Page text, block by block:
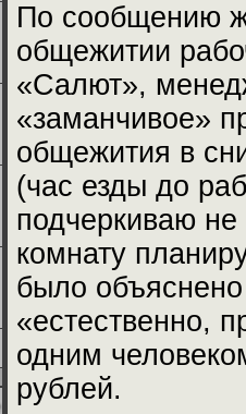
По сообщению
общежитии
«Салют»,
«заманчивое»
общежития в
(час езды до
подчеркиваю
комнату
было
«естественно,
одним
рублей.